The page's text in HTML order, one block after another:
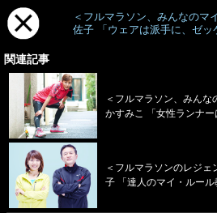
＜フルマラソン、みんなのマ
佐子 「ウェアは派手に、ゼッ
関連記事
＜フルマラソン、みん
かすみこ 「女性ランナー
＜フルマラソンのレジ
子 「達人のマイ・ルール